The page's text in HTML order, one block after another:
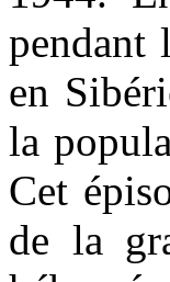
pendant
en
la
Cet
de la